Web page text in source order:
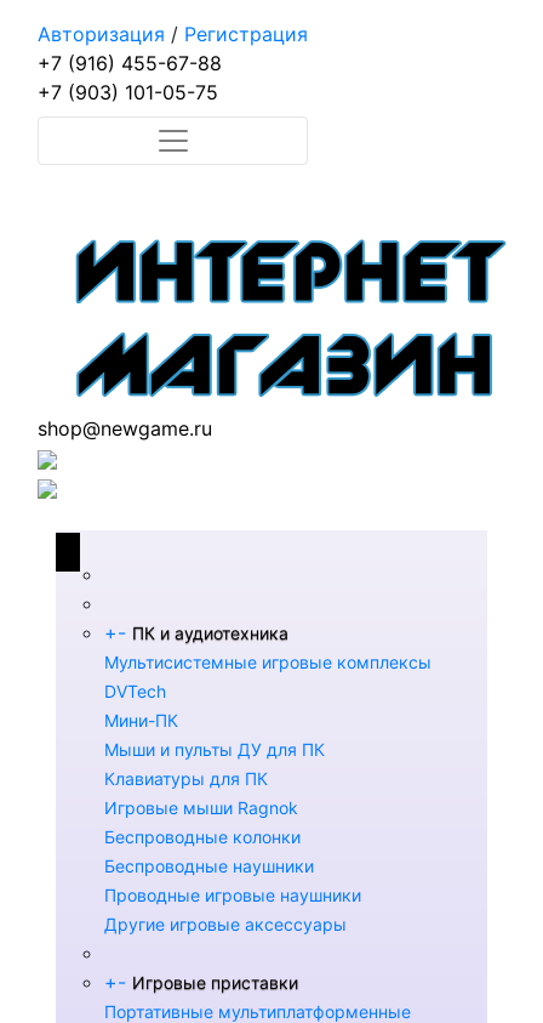
Авторизация / Регистрация
+7 (916) 455-67-88
+7 (903) 101-05-75
shop@newgame.ru
+- ПК и аудиотехника
Мультисистемные игровые комплексы
DVTech
Мини-ПК
Мыши и пульты ДУ для ПК
Клавиатуры для ПК
Игровые мыши Ragnok
Беспроводные колонки
Беспроводные наушники
Проводные игровые наушники
Другие игровые аксессуары
+- Игровые приставки
Портативные мультиплатформенные